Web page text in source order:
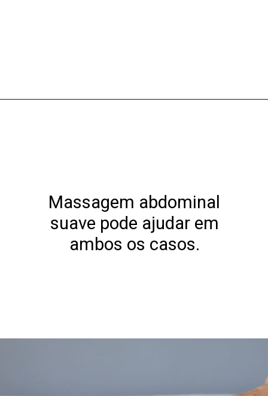
Massagem abdominal
suave pode ajudar em
ambos os casos.